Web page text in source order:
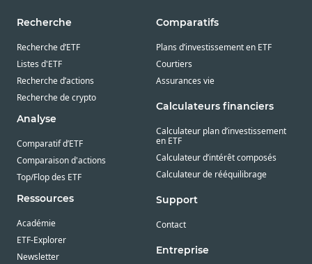
Recherche
Recherche d’ETF
Listes d'ETF
Recherche d’actions
Recherche de crypto
Analyse
Comparatif d’ETF
Comparaison d'actions
Top/Flop des ETF
Ressources
Académie
ETF-Explorer
Newsletter
Comparatifs
Plans d’investissement en ETF
Courtiers
Assurances vie
Calculateurs financiers
Calculateur plan d’investissement
en ETF
Calculateur d’intérêt composés
Calculateur de rééquilibrage
Support
Contact
Entreprise